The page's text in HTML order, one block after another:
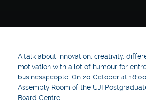
A talk about innovation, creativity,
motivation with a lot of humour for
businesspeople. On 20 October at
Assembly Room of the UJI
Board Centre.